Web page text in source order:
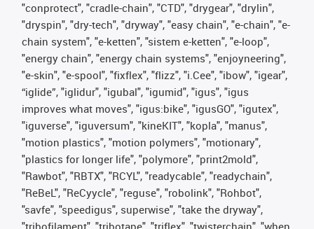
"conprotect", "cradle-chain", "CTD", "drygear", "drylin",
"dryspin", "dry-tech", "dryway", "easy chain", "e-chain", "e-
chain system", "e-ketten", "sistem e-ketten", "e-loop",
"energy chain", "energy chain systems", "enjoyneering",
"e-skin", "e-spool", "fixflex", "flizz", "i.Cee", "ibow", "igear",
“iglide”, "iglidur", "igubal", "igumid", "igus", "igus
improves what moves", "igus:bike", "igusGO", "igutex",
"iguverse", "iguversum", "kineKIT", "kopla", "manus",
"motion plastics", "motion polymers", "motionary",
"plastics for longer life", "polymore", "print2mold",
"Rawbot", "RBTX", "RCYL", "readycable", "readychain",
"ReBeL", "ReCyycle", "reguse", "robolink", "Rohbot",
"savfe", "speedigus", superwise", "take the dryway",
"tribofilament", "tribotape", "triflex", "twisterchain", "when